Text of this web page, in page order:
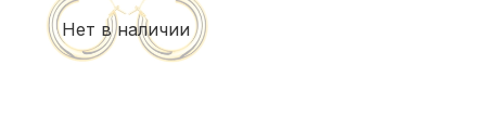
Нет в наличии